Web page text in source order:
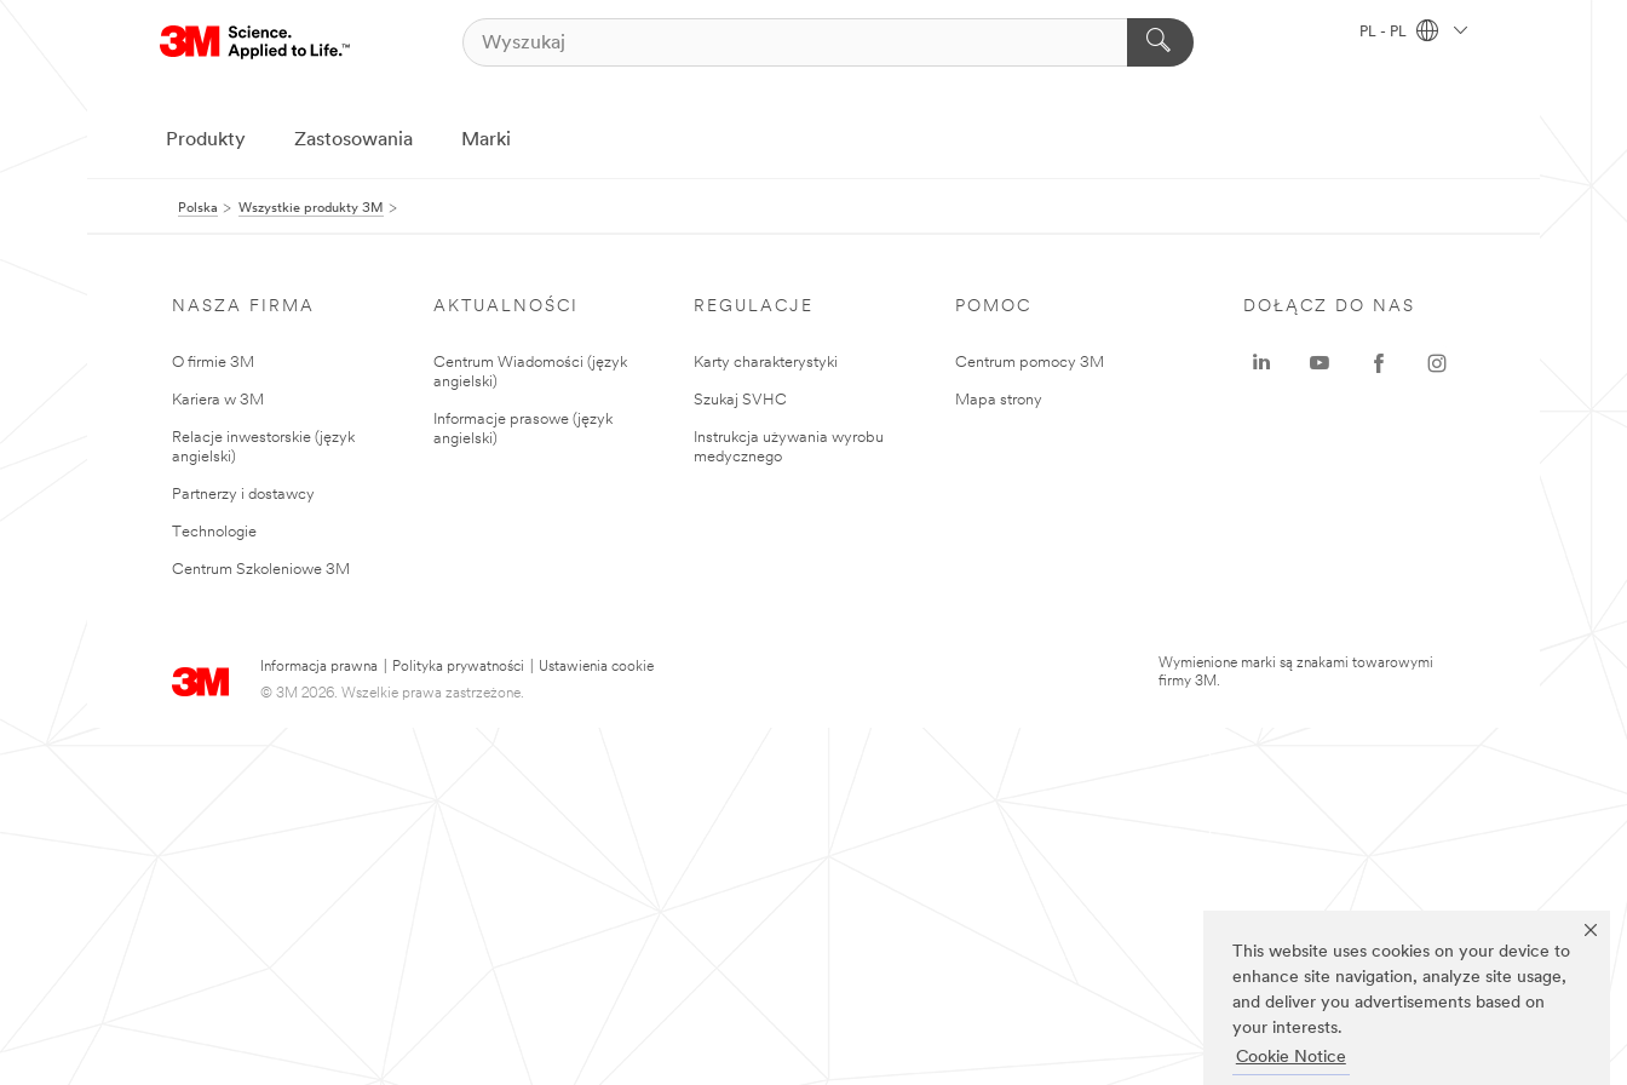
This website uses cookies on your device to
enhance site navigation, analyze site usage,
and deliver you advertisements based on
your interests.
Cookie Notice
PL - PL
Produkty Zastosowania Marki
Polska Wszystkie produkty 3M
NASZA FIRMA
O firmie 3M
Kariera w 3M
Relacje inwestorskie (język
angielski)
Partnerzy i dostawcy
Technologie
Centrum Szkoleniowe 3M
AKTUALNOŚCI
Centrum Wiadomości (język
angielski)
Informacje prasowe (język
angielski)
REGULACJE
Karty charakterystyki
Szukaj SVHC
Instrukcja używania wyrobu
medycznego
POMOC
Centrum pomocy 3M
Mapa strony
Informacja prawna Polityka prywatności
Ustawienia cookie
© 3M 2026. Wszelkie prawa zastrzeżone.
DOŁĄCZ DO NAS
Wymienione marki są znakami towarowymi
firmy 3M.